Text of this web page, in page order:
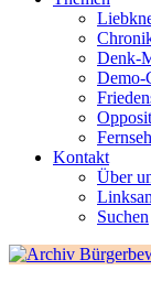
Denk-
Demo-
Kontakt
Über
Suchen